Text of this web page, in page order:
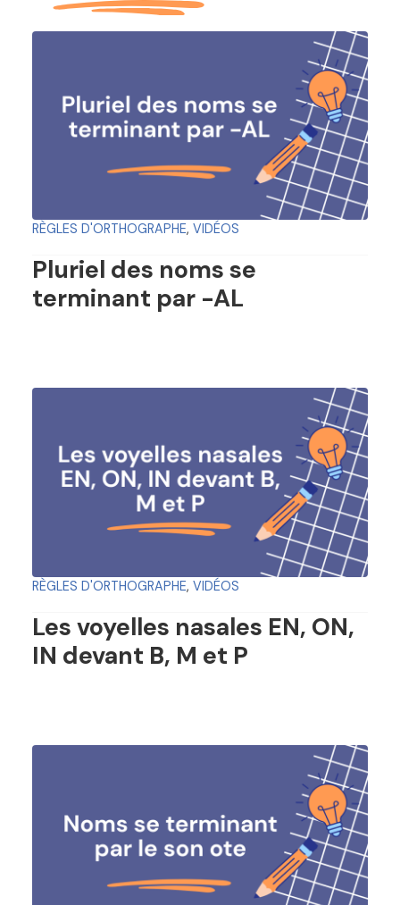
RÈGLES D'ORTHOGRAPHE, VIDÉOS
Pluriel des noms se
terminant par -AL
RÈGLES D'ORTHOGRAPHE, VIDÉOS
Les voyelles nasales EN, ON,
IN devant B, M et P